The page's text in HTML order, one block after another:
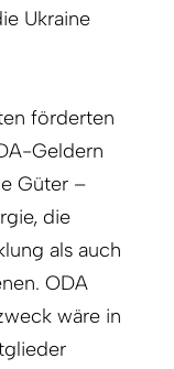
Ukraine
förderten
Geldern
Güter –
die
als auch
ODA
wäre in